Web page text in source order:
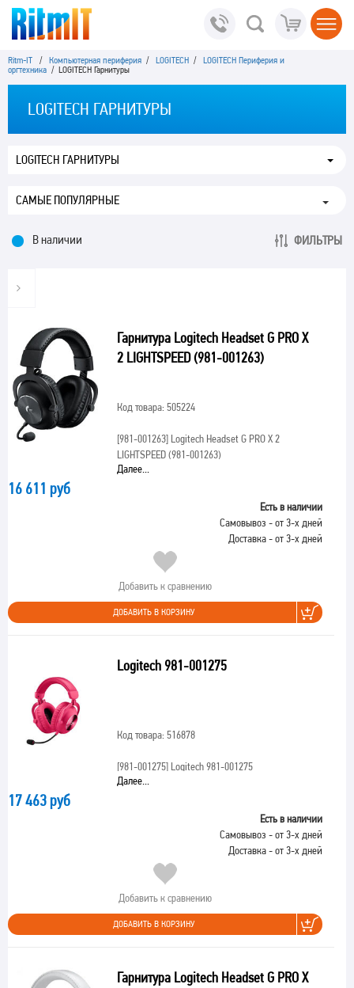
Ritm-IT / Компьютерная периферия / LOGITECH / LOGITECH Периферия и
оргтехника / LOGITECH Гарнитуры
LOGITECH ГАРНИТУРЫ
LOGITECH ГАРНИТУРЫ
В наличии ФИЛЬТРЫ
Гарнитура Logitech Headset G PRO X
2 LIGHTSPEED (981-001263)
Код товара: 505224
[981-001263] Logitech Headset G PRO X 2
LIGHTSPEED (981-001263)
Далее...
16 611 руб
Есть в наличии
Самовывоз - от 3-х дней
Доставка - от 3-х дней
Добавить к сравнению
ДОБАВИТЬ В КОРЗИНУ
Logitech 981-001275
Код товара: 516878
[981-001275] Logitech 981-001275
Далее...
17 463 руб
Есть в наличии
Самовывоз - от 3-х дней
Доставка - от 3-х дней
Добавить к сравнению
ДОБАВИТЬ В КОРЗИНУ
Гарнитура Logitech Headset G PRO X